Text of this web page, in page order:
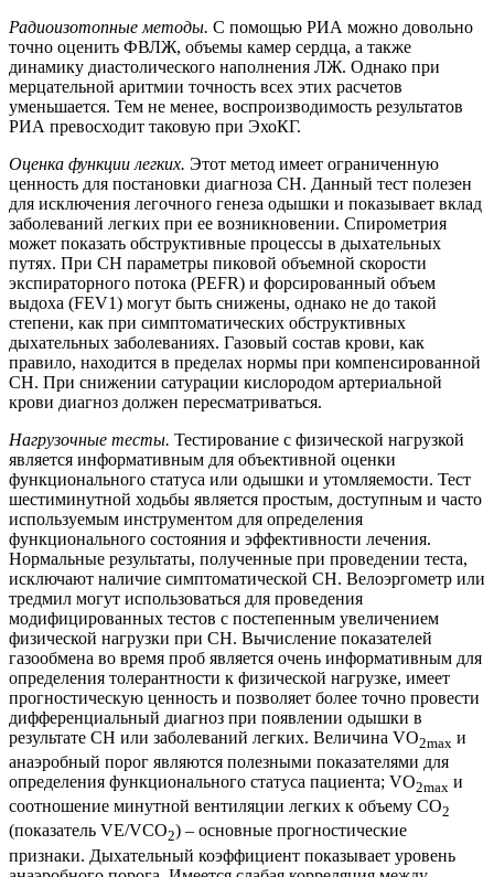
Радиоизотопные методы. С помощью РИА можно довольно
точно оценить ФВЛЖ, объемы камер сердца, а также
динамику диастолического наполнения ЛЖ. Однако при
мерцательной аритмии точность всех этих расчетов
уменьшается. Тем не менее, воспроизводимость результатов
РИА превосходит таковую при ЭхоКГ.
Оценка функции легких. Этот метод имеет ограниченную
ценность для постановки диагноза СН. Данный тест полезен
для исключения легочного генеза одышки и показывает вклад
заболеваний легких при ее возникновении. Спирометрия
может показать обструктивные процессы в дыхательных
путях. При СН параметры пиковой объемной скорости
экспираторного потока (PEFR) и форсированный объем
выдоха (FEV1) могут быть снижены, однако не до такой
степени, как при симптоматических обструктивных
дыхательных заболеваниях. Газовый состав крови, как
правило, находится в пределах нормы при компенсированной
СН. При снижении сатурации кислородом артериальной
крови диагноз должен пересматриваться.
Нагрузочные тесты. Тестирование с физической нагрузкой
является информативным для объективной оценки
функционального статуса или одышки и утомляемости. Тест
шестиминутной ходьбы является простым, доступным и часто
используемым инструментом для определения
функционального состояния и эффективности лечения.
Нормальные результаты, полученные при проведении теста,
исключают наличие симптоматической СН. Велоэргометр или
тредмил могут использоваться для проведения
модифицированных тестов с постепенным увеличением
физической нагрузки при СН. Вычисление показателей
газообмена во время проб является очень информативным для
определения толерантности к физической нагрузке, имеет
прогностическую ценность и позволяет более точно провести
дифференциальный диагноз при появлении одышки в
результате СН или заболеваний легких. Величина VO2max и
анаэробный порог являются полезными показателями для
определения функционального статуса пациента; VO2max и
соотношение минутной вентиляции легких к объему СО2
(показатель VE/VCO2) – основные прогностические
признаки. Дыхательный коэффициент показывает уровень